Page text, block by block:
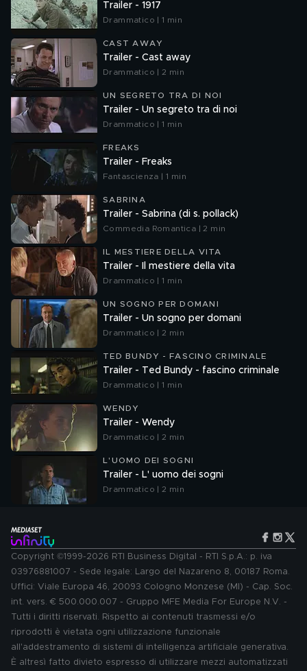
Trailer - 1917
Drammatico | 1 min
CAST AWAY
Trailer - Cast away
Drammatico | 2 min
UN SEGRETO TRA DI NOI
Trailer - Un segreto tra di noi
Drammatico | 1 min
FREAKS
Trailer - Freaks
Fantascienza | 1 min
SABRINA
Trailer - Sabrina (di s. pollack)
Commedia Romantica | 2 min
IL MESTIERE DELLA VITA
Trailer - Il mestiere della vita
Drammatico | 1 min
UN SOGNO PER DOMANI
Trailer - Un sogno per domani
Drammatico | 2 min
TED BUNDY - FASCINO CRIMINALE
Trailer - Ted Bundy - fascino criminale
Drammatico | 1 min
WENDY
Trailer - Wendy
Drammatico | 2 min
L'UOMO DEI SOGNI
Trailer - L' uomo dei sogni
Drammatico | 2 min
Copyright ©1999-2026 RTI Business Digital - RTI S.p.A.: p. iva
03976881007 - Sede legale: Largo del Nazareno 8, 00187 Roma.
Uffici: Viale Europa 46, 20093 Cologno Monzese (MI) - Cap. Soc.
int. vers. € 500.000.007 - Gruppo MFE Media For Europe N.V. -
Tutti i diritti riservati. Rispetto ai contenuti trasmessi e/o
riprodotti è vietata ogni utilizzazione funzionale
all'addestramento di sistemi di intelligenza artificiale generativa.
È altresì fatto divieto espresso di utilizzare mezzi automatizzati